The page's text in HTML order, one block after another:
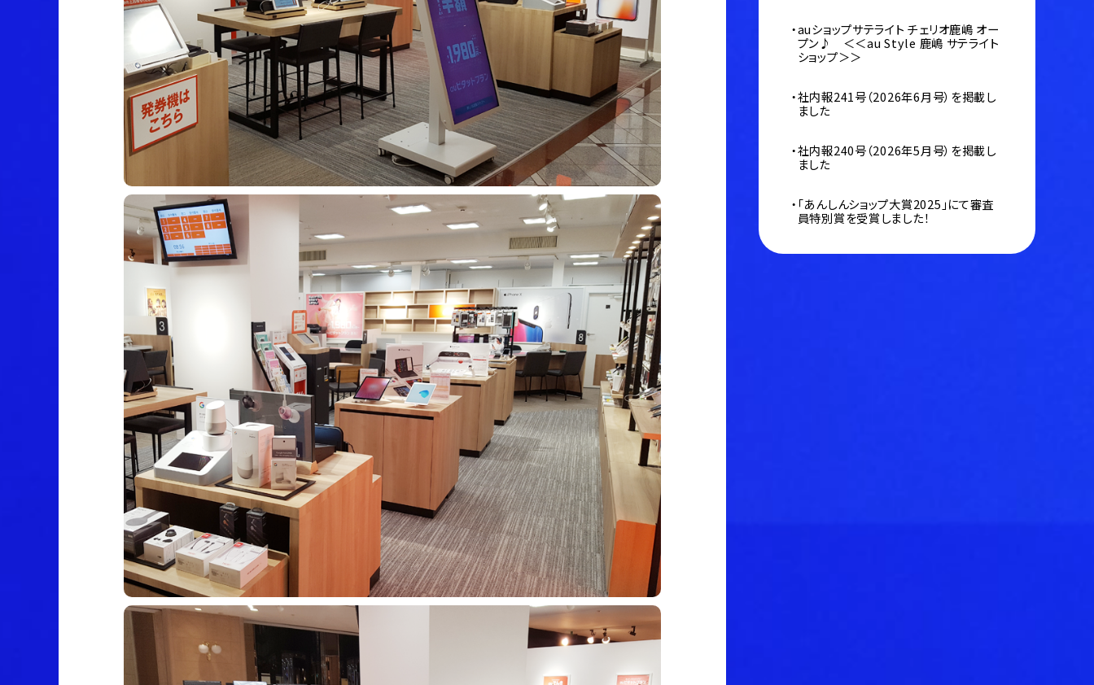
auショップサテライト チェリオ鹿嶋 オー
プン♪ ＜＜au Style 鹿嶋 サテライト
ショップ＞＞
社内報241号（2026年6月号）を掲載し
ました
社内報240号（2026年5月号）を掲載し
ました
「あんしんショップ大賞2025」にて審査
員特別賞を受賞しました！